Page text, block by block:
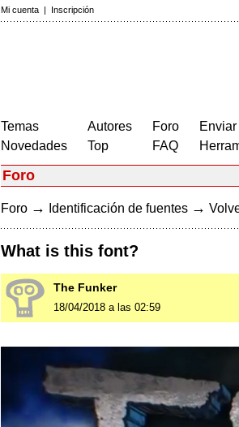
Mi cuenta | Inscripción
Temas
Novedades
Autores
Top
Foro
FAQ
Foro
Foro → Identificación de fuentes →
What is this font?
The Funker
18/04/2018 a las 02:59